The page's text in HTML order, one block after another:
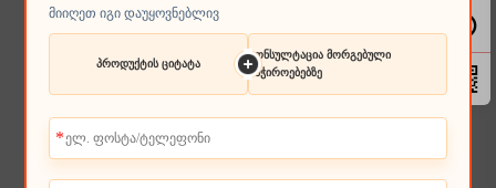
მიიღეთ იგი დაუყოვნებლივ
პროდუქტის ციტატა
კონსულტაცია მორგებული
საჭიროებებზე